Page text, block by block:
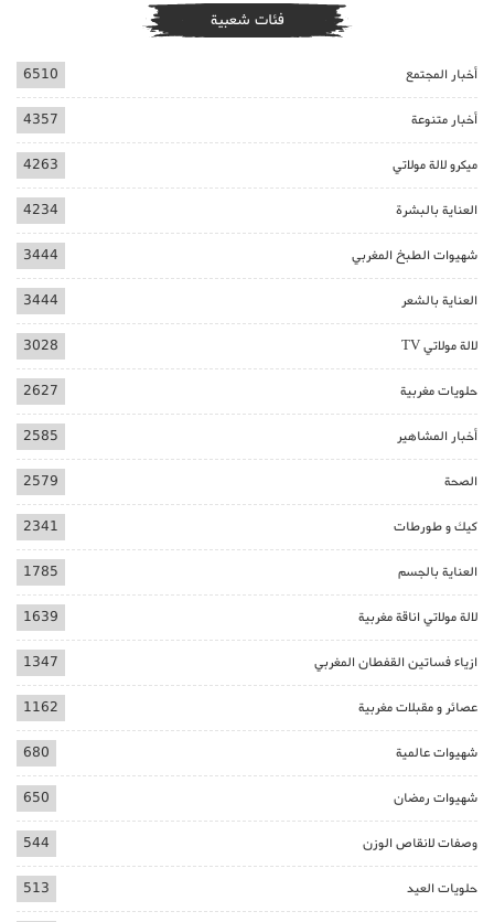
فئات شعبية
أخبار المجتمع 6510
أخبار متنوعة 4357
ميكرو لالة مولاتي 4263
العناية بالبشرة 4234
شهيوات الطبخ المغربي 3444
العناية بالشعر 3444
لالة مولاتي TV 3028
حلويات مغربية 2627
أخبار المشاهير 2585
الصحة 2579
كيك و طورطات 2341
العناية بالجسم 1785
لالة مولاتي اناقة مغربية 1639
ازياء فساتين القفطان المغربي 1347
عصائر و مقبلات مغربية 1162
شهيوات عالمية 680
شهيوات رمضان 650
وصفات لانقاص الوزن 544
حلويات العيد 513